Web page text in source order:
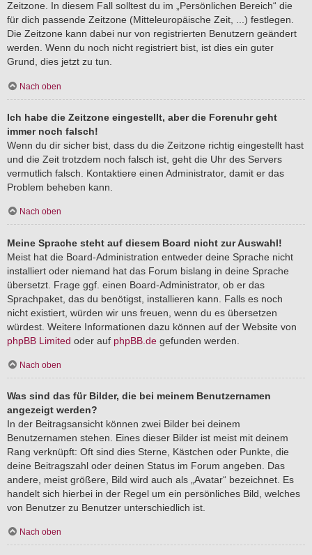
Zeitzone. In diesem Fall solltest du im „Persönlichen Bereich“ die
für dich passende Zeitzone (Mitteleuropäische Zeit, ...) festlegen.
Die Zeitzone kann dabei nur von registrierten Benutzern geändert
werden. Wenn du noch nicht registriert bist, ist dies ein guter
Grund, dies jetzt zu tun.
Nach oben
Ich habe die Zeitzone eingestellt, aber die Forenuhr geht
immer noch falsch!
Wenn du dir sicher bist, dass du die Zeitzone richtig eingestellt hast
und die Zeit trotzdem noch falsch ist, geht die Uhr des Servers
vermutlich falsch. Kontaktiere einen Administrator, damit er das
Problem beheben kann.
Nach oben
Meine Sprache steht auf diesem Board nicht zur Auswahl!
Meist hat die Board-Administration entweder deine Sprache nicht
installiert oder niemand hat das Forum bislang in deine Sprache
übersetzt. Frage ggf. einen Board-Administrator, ob er das
Sprachpaket, das du benötigst, installieren kann. Falls es noch
nicht existiert, würden wir uns freuen, wenn du es übersetzen
würdest. Weitere Informationen dazu können auf der Website von
phpBB Limited oder auf phpBB.de gefunden werden.
Nach oben
Was sind das für Bilder, die bei meinem Benutzernamen
angezeigt werden?
In der Beitragsansicht können zwei Bilder bei deinem
Benutzernamen stehen. Eines dieser Bilder ist meist mit deinem
Rang verknüpft: Oft sind dies Sterne, Kästchen oder Punkte, die
deine Beitragszahl oder deinen Status im Forum angeben. Das
andere, meist größere, Bild wird auch als „Avatar“ bezeichnet. Es
handelt sich hierbei in der Regel um ein persönliches Bild, welches
von Benutzer zu Benutzer unterschiedlich ist.
Nach oben